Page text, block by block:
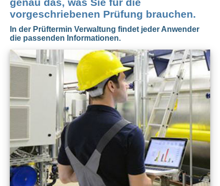
vorgeschriebenen Prüfung brauchen.
In der Prüftermin Verwaltung findet jeder Anwender
die passenden Informationen.